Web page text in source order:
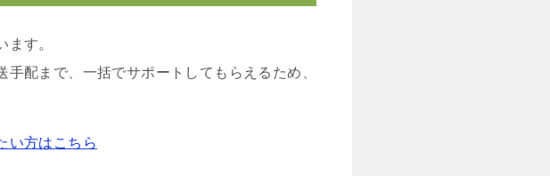
す。
配まで、一括でサポートしてもらえるため、
い方はこちら